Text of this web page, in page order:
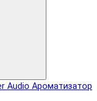
Ароматизатор